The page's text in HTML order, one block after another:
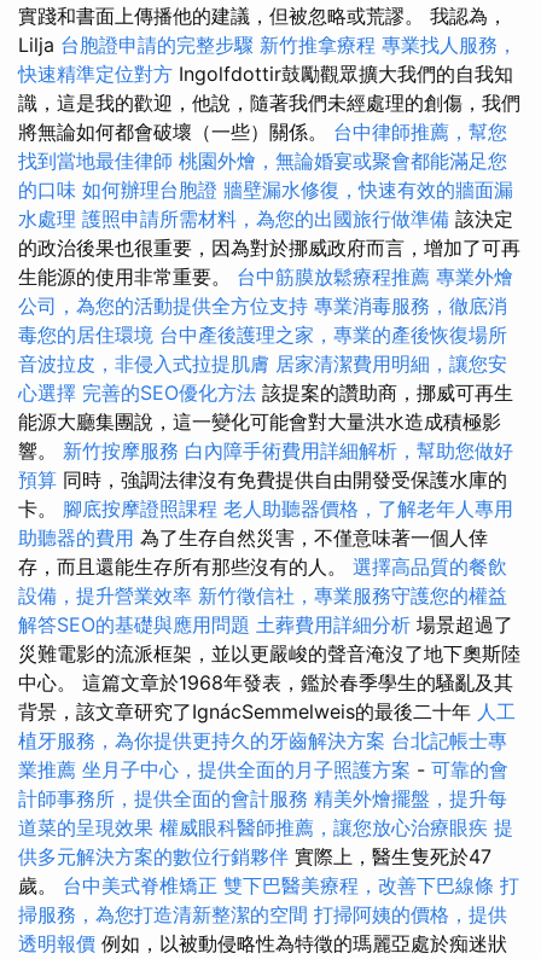
實踐和書面上傳播他的建議，但被忽略或荒謬。 我認為，
Lilja 台胞證申請的完整步驟 新竹推拿療程 專業找人服務，
快速精準定位對方 Ingolfdottir鼓勵觀眾擴大我們的自我知
識，這是我的歡迎，他說，隨著我們未經處理的創傷，我們
將無論如何都會破壞（一些）關係。 台中律師推薦，幫您
找到當地最佳律師 桃園外燴，無論婚宴或聚會都能滿足您
的口味 如何辦理台胞證 牆壁漏水修復，快速有效的牆面漏
水處理 護照申請所需材料，為您的出國旅行做準備 該決定
的政治後果也很重要，因為對於挪威政府而言，增加了可再
生能源的使用非常重要。 台中筋膜放鬆療程推薦 專業外燴
公司，為您的活動提供全方位支持 專業消毒服務，徹底消
毒您的居住環境 台中產後護理之家，專業的產後恢復場所
音波拉皮，非侵入式拉提肌膚 居家清潔費用明細，讓您安
心選擇 完善的SEO優化方法 該提案的讚助商，挪威可再生
能源大廳集團說，這一變化可能會對大量洪水造成積極影
響。 新竹按摩服務 白內障手術費用詳細解析，幫助您做好
預算 同時，強調法律沒有免費提供自由開發受保護水庫的
卡。 腳底按摩證照課程 老人助聽器價格，了解老年人專用
助聽器的費用 為了生存自然災害，不僅意味著一個人倖
存，而且還能生存所有那些沒有的人。 選擇高品質的餐飲
設備，提升營業效率 新竹徵信社，專業服務守護您的權益
解答SEO的基礎與應用問題 土葬費用詳細分析 場景超過了
災難電影的流派框架，並以更嚴峻的聲音淹沒了地下奧斯陸
中心。 這篇文章於1968年發表，鑑於春季學生的騷亂及其
背景，該文章研究了IgnácSemmelweis的最後二十年 人工
植牙服務，為你提供更持久的牙齒解決方案 台北記帳士專
業推薦 坐月子中心，提供全面的月子照護方案 - 可靠的會
計師事務所，提供全面的會計服務 精美外燴擺盤，提升每
道菜的呈現效果 權威眼科醫師推薦，讓您放心治療眼疾 提
供多元解決方案的數位行銷夥伴 實際上，醫生隻死於47
歲。 台中美式脊椎矯正 雙下巴醫美療程，改善下巴線條 打
掃服務，為您打造清新整潔的空間 打掃阿姨的價格，提供
透明報價 例如，以被動侵略性為特徵的瑪麗亞處於痴迷狀